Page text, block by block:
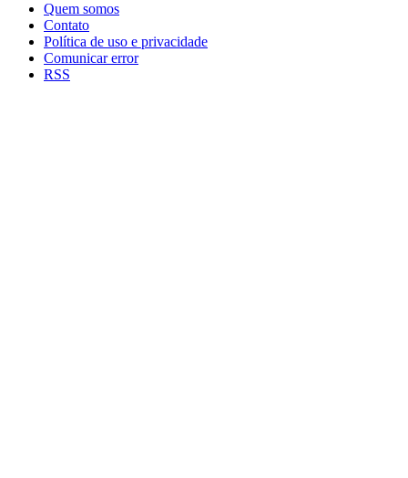
Quem somos
Contato
Política de uso e privacidade
Comunicar error
RSS